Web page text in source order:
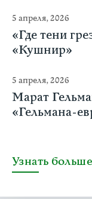
5 апреля, 2026
«Где тени
«Кушнир»
5 апреля, 2026
Марат
«Гельмана-
Узнать больше